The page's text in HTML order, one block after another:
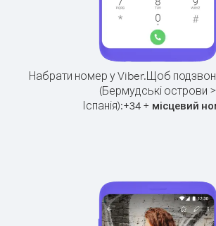
Набрати номер у Viber.Щоб
(Бермудські острови >
Іспанія):+34+ місцевий